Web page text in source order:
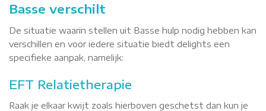
Basse verschilt
De situatie waarin stellen uit Basse hulp nodig hebben kan
verschillen en voor iedere situatie biedt delights een
specifieke aanpak, namelijk:
EFT Relatietherapie
Raak je elkaar kwijt zoals hierboven geschetst dan kun je